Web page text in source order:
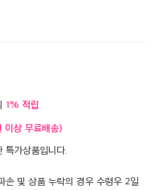
1
상 무료배송)
특가상품입니다.
손 및 상품 누락의 경우 수령우 2일